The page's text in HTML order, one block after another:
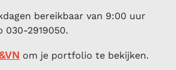
bereikbaar van 9:00 uur
030-2919050.
om je portfolio te bekijken.